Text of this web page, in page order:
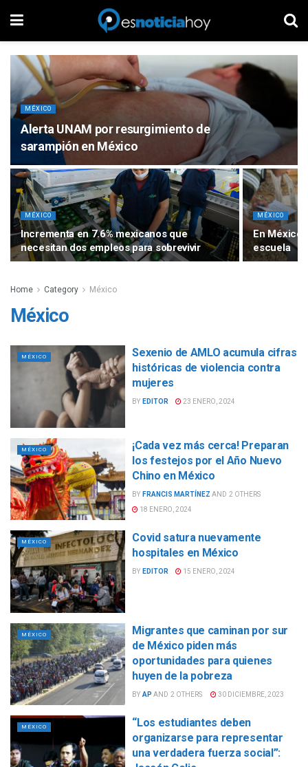
MÉXICO
Alerta UNAM por resurgimiento de
sarampión en México
MÉXICO
Incrementa en 7.6% mexicanos que
necesitan dos empleos para sobrevivir
MÉXICO
En México
escuela
Home Category México
México
MÉXICO
Sexenio de AMLO acumula cifras
históricas de violencia contra
mujeres
BY EDITOR 23 ENERO, 2024
MÉXICO
¡Cada vez más cerca! Preparan
los festejos por el Año Nuevo
Chino en México
BY FRANCIS MARTÍNEZ AND 2 OTHERS
18 ENERO, 2024
MÉXICO
Covid satura nuevamente
hospitales en México
BY EDITOR 15 ENERO, 2024
MÉXICO
Migrantes que caminan por sur
de México piden más
oportunidades para quienes
huyen de la pobreza
BY AP AND 2 OTHERS 30 DICIEMBRE, 2023
MÉXICO
“Los estudiantes deben
organizarse para representar
una verdadera fuerza social”: